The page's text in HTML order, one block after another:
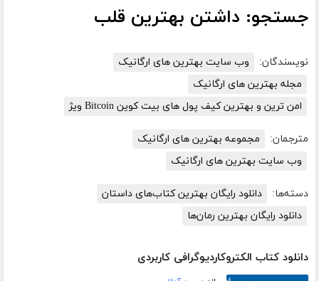
جستجو: داشتن بهترین قلب
نویسندگان:
وب سایت بهترین های ارگانیک
مجله بهترین های ارگانیک
امن ترین و بهترین کیف پول های بیت کوین Bitcoin ویژ
مترجمان:
مجموعه بهترین های ارگانیک
وب سایت بهترین های ارگانیک
دسته‌ها:
دانلود رایگان بهترین کتاب‌های داستان
دانلود رایگان بهترین رمان‌ها
دانلود کتاب الکتروکاردیوگرافی کاربردی